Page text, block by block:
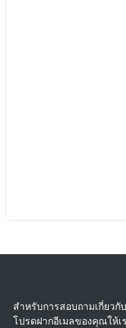
สำหรับการสอบถามเกี่ยว
โปรดฝากอีเมลของคุณให้